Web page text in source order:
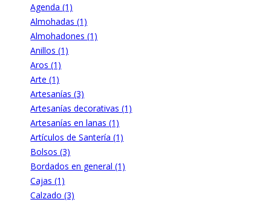
Agenda (1)
Almohadas (1)
Almohadones (1)
Anillos (1)
Aros (1)
Arte (1)
Artesanías (3)
Artesanías decorativas (1)
Artesanías en lanas (1)
Artículos de Santería (1)
Bolsos (3)
Bordados en general (1)
Cajas (1)
Calzado (3)